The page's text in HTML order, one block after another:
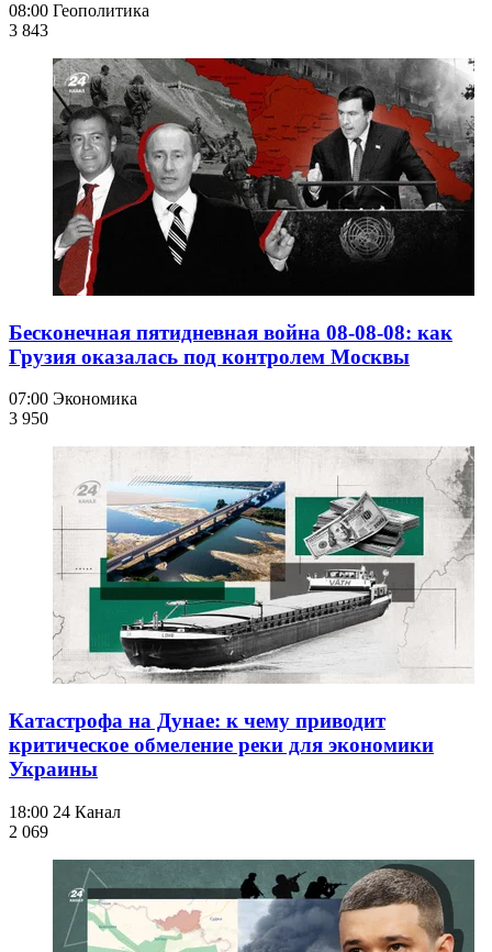
08:00 Геополитика
3 843
Бесконечная пятидневная война 08-08-08: как
Грузия оказалась под контролем Москвы
07:00 Экономика
3 950
Катастрофа на Дунае: к чему приводит
критическое обмеление реки для экономики
Украины
18:00 24 Канал
2 069